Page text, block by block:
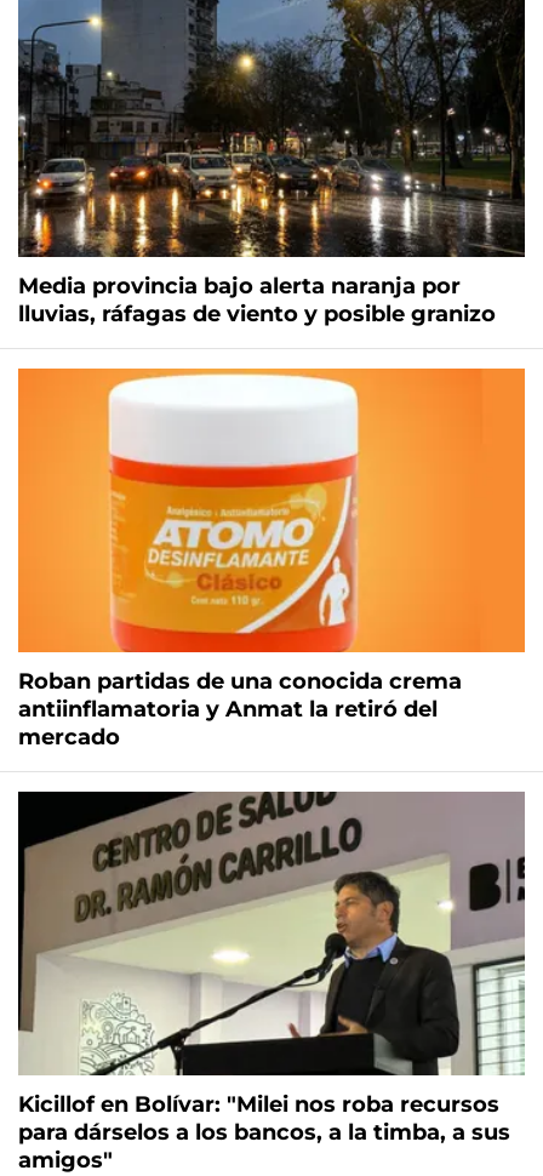
Media provincia bajo alerta naranja por
lluvias, ráfagas de viento y posible granizo
Roban partidas de una conocida crema
antiinflamatoria y Anmat la retiró del
mercado
Kicillof en Bolívar: "Milei nos roba recursos
para dárselos a los bancos, a la timba, a sus
amigos"